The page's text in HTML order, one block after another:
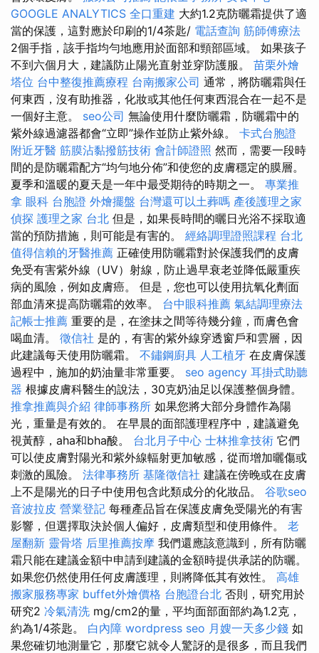
GOOGLE ANALYTICS 全口重建 大約1.2克防曬霜提供了適
當的保護，這對應於印刷的1/4茶匙/ 電話查詢 筋師傅療法
2個手指，該手指均勻地應用於面部和頸部區域。 如果孩子
不到六個月大，建議防止陽光直射並穿防護服。 苗栗外燴
塔位 台中整復推薦療程 台南搬家公司 通常，將防曬霜與任
何東西，沒有助推器，化妝或其他任何東西混合在一起不是
一個好主意。 seo公司 無論使用什麼防曬霜，防曬霜中的
紫外線過濾器都會“立即”操作並防止紫外線。 卡式台胞證
附近牙醫 筋膜沾黏撥筋技術 會計師證照 然而，需要一段時
間的是防曬霜配方“均勻地分佈”和使您的皮膚穩定的膜層。
夏季和溫暖的夏天是一年中最受期待的時期之一。 專業推
拿 眼科 台胞證 外燴擺盤 台灣還可以土葬嗎 產後護理之家
偵探 護理之家 台北 但是，如果長時間的曬日光浴不採取適
當的預防措施，則可能是有害的。 經絡調理證照課程 台北
值得信賴的牙醫推薦 正確使用防曬霜對於保護我們的皮膚
免受有害紫外線（UV）射線，防止過早衰老並降低嚴重疾
病的風險，例如皮膚癌。 但是，您也可以使用抗氧化劑面
部血清來提高防曬霜的效率。 台中眼科推薦 氣結調理療法
記帳士推薦 重要的是，在塗抹之間等待幾分鐘，而膚色會
喝血清。 徵信社 是的，有害的紫外線穿透窗戶和雲層，因
此建議每天使用防曬霜。 不鏽鋼廚具 人工植牙 在皮膚保護
過程中，施加的奶油量非常重要。 seo agency 耳掛式助聽
器 根據皮膚科醫生的說法，30克奶油足以保護整個身體。
推拿推薦與介紹 律師事務所 如果您將大部分身體作為陽
光，重量是有效的。 在早晨的面部護理程序中，建議避免
視黃醇，aha和bha酸。 台北月子中心 士林推拿技術 它們
可以使皮膚對陽光和紫外線輻射更加敏感，從而增加曬傷或
刺激的風險。 法律事務所 基隆徵信社 建議在傍晚或在皮膚
上不是陽光的日子中使用包含此類成分的化妝品。 谷歌seo
音波拉皮 營業登記 每種產品旨在保護皮膚免受陽光的有害
影響，但選擇取決於個人偏好，皮膚類型和使用條件。 老
屋翻新 靈骨塔 后里推薦按摩 我們還應該意識到，所有防曬
霜只能在建議金額中申請到建議的金額時提供承諾的防曬。
如果您仍然使用任何皮膚護理，則將降低其有效性。 高雄
搬家服務專家 buffet外燴價格 台胞證台北 否則，研究用於
研究2 冷氣清洗 mg/cm2的量，平均面部面部約為1.2克，
約為1/4茶匙。 白內障 wordpress seo 月嫂一天多少錢 如
果您確切地測量它，那麼它就令人驚訝的是很多，而且我們